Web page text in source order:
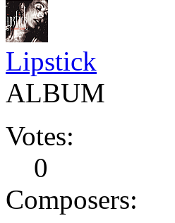
Lipstick
ALBUM
Votes:
0
Composers: